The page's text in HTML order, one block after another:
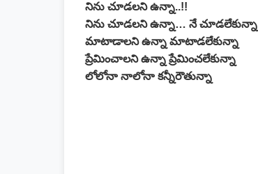
నిను చూడలని ఉన్నా..!!
నిను చూడలని ఉన్నా… నే చూడలేకున్నా
మాటాడాలని ఉన్నా మాటాడలేకున్నా
ప్రేమించాలని ఉన్నా ప్రేమించలేకున్నా
లోలోనా నాలోనా కన్నీరౌతున్నా